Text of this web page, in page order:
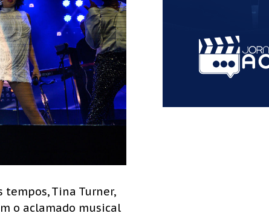
Tina Turner,
o aclamado musical